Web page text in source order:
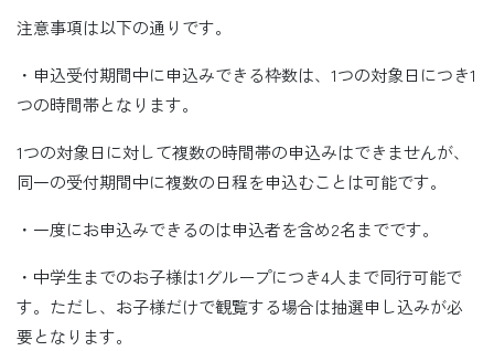
注意事項は以下の通りです。
・申込受付期間中に申込みできる枠数は、1つの対象日につき1
つの時間帯となります。
1つの対象日に対して複数の時間帯の申込みはできませんが、
同一の受付期間中に複数の日程を申込むことは可能です。
・一度にお申込みできるのは申込者を含め2名までです。
・中学生までのお子様は1グループにつき4人まで同行可能で
す。ただし、お子様だけで観覧する場合は抽選申し込みが必
要となります。